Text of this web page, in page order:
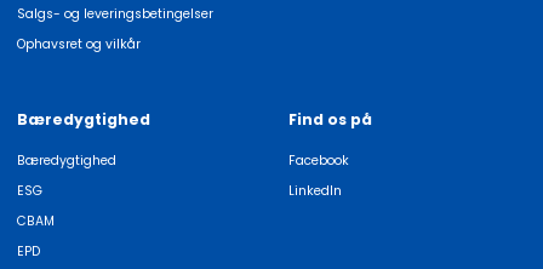
Salgs- og leveringsbetingelser
Ophavsret og vilkår
Bæredygtighed
Bæredygtighed
ESG
CBAM
EPD
Find os på
Facebook
LinkedIn